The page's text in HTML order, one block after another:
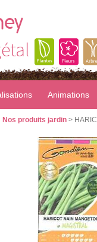
Animations
Nos produits jardin >